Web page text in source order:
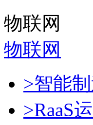
物联网
物联网
>智能
>RaaS